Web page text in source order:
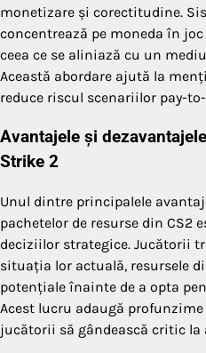
monetizare și corectitudine.
concentrează pe moneda în
ceea ce se aliniază cu un
Această abordare ajută la
reduce riscul scenariilor pay-
Avantajele și
Strike 2
Unul dintre principalele
pachetelor de resurse din CS2
deciziilor strategice. Jucătorii
situația lor actuală, resursele
potențiale înainte de a opta
Acest lucru adaugă
jucătorii să gândească critic la